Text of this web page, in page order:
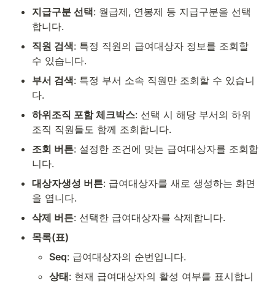
지급구분 선택: 월급제, 연봉제 등 지급구분을 선택
합니다.
직원 검색: 특정 직원의 급여대상자 정보를 조회할
수 있습니다.
부서 검색: 특정 부서 소속 직원만 조회할 수 있습니
다.
하위조직 포함 체크박스: 선택 시 해당 부서의 하위
조직 직원들도 함께 조회합니다.
조회 버튼: 설정한 조건에 맞는 급여대상자를 조회합
니다.
대상자생성 버튼: 급여대상자를 새로 생성하는 화면
을 엽니다.
삭제 버튼: 선택한 급여대상자를 삭제합니다.
목록(표)
Seq: 급여대상자의 순번입니다.
상태: 현재 급여대상자의 활성 여부를 표시합니